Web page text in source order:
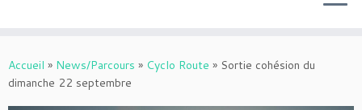
au
contenu
Accueil » News/Parcours » Cyclo Route » Sortie cohésion du
dimanche 22 septembre